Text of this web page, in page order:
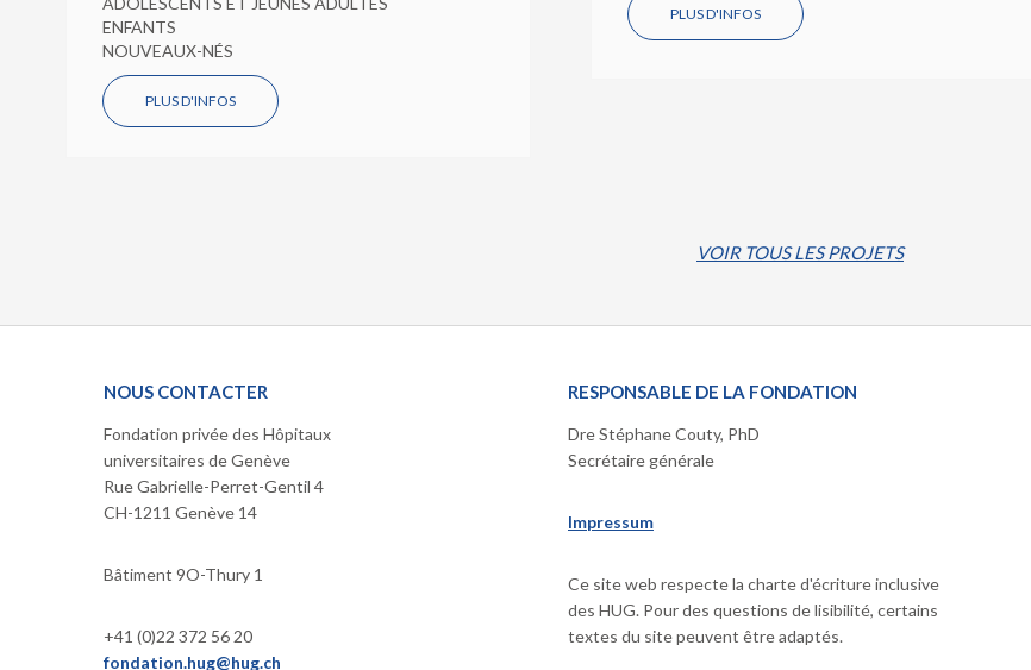
ENFANTS
NOUVEAUX-NÉS
PLUS D'INFOS
PLUS D'INFOS
VOIR TOUS LES PROJETS
NOUS CONTACTER
Fondation privée des Hôpitaux
universitaires de Genève
Rue Gabrielle-Perret-Gentil 4
CH-1211 Genève 14
Bâtiment 9O-Thury 1
+41 (0)22 372 56 20
fondation.hug@hug.ch
RESPONSABLE DE LA FONDATION
Dre Stéphane Couty, PhD
Secrétaire générale
Impressum
Ce site web respecte la charte d'écriture inclusive
des HUG. Pour des questions de lisibilité, certains
textes du site peuvent être adaptés.